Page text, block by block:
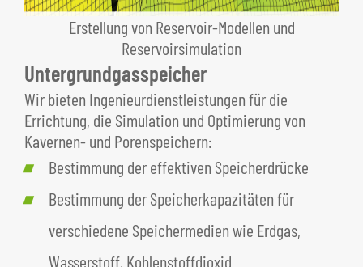
Erstellung von Reservoir-Modellen und
Reservoirsimulation
Untergrundgasspeicher
Wir bieten Ingenieurdienstleistungen für die
Errichtung, die Simulation und Optimierung von
Kavernen- und Porenspeichern:
Bestimmung der effektiven Speicherdrücke
Bestimmung der Speicherkapazitäten für
verschiedene Speichermedien wie Erdgas,
Wasserstoff, Kohlenstoffdioxid